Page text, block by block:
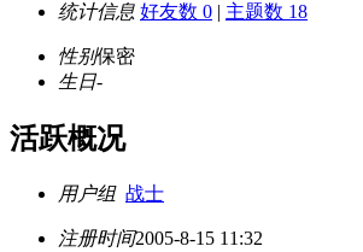
统计信息 好友数 0 | 主题数 18
性别保密
生日-
活跃概况
用户组 战士
注册时间2005-8-15 11:32